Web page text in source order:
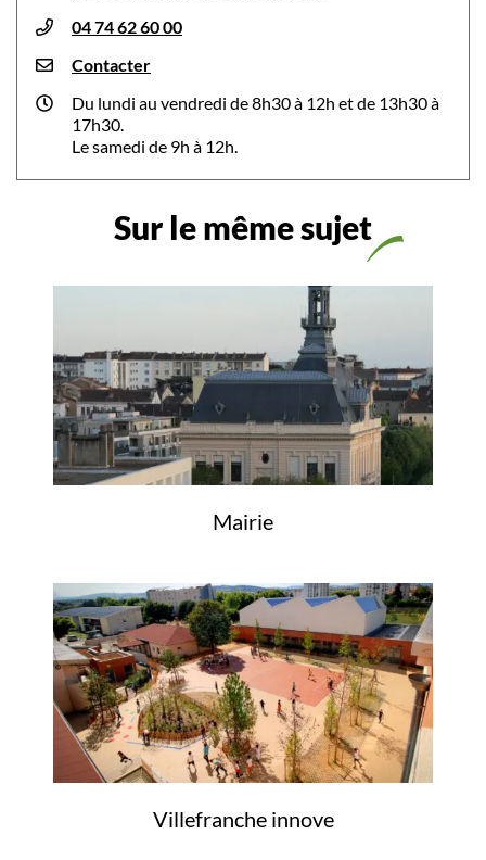
04 74 62 60 00
Contacter
Du lundi au vendredi de 8h30 à 12h et de 13h30 à
17h30.
Le samedi de 9h à 12h.
Sur le même sujet
Mairie
Villefranche innove